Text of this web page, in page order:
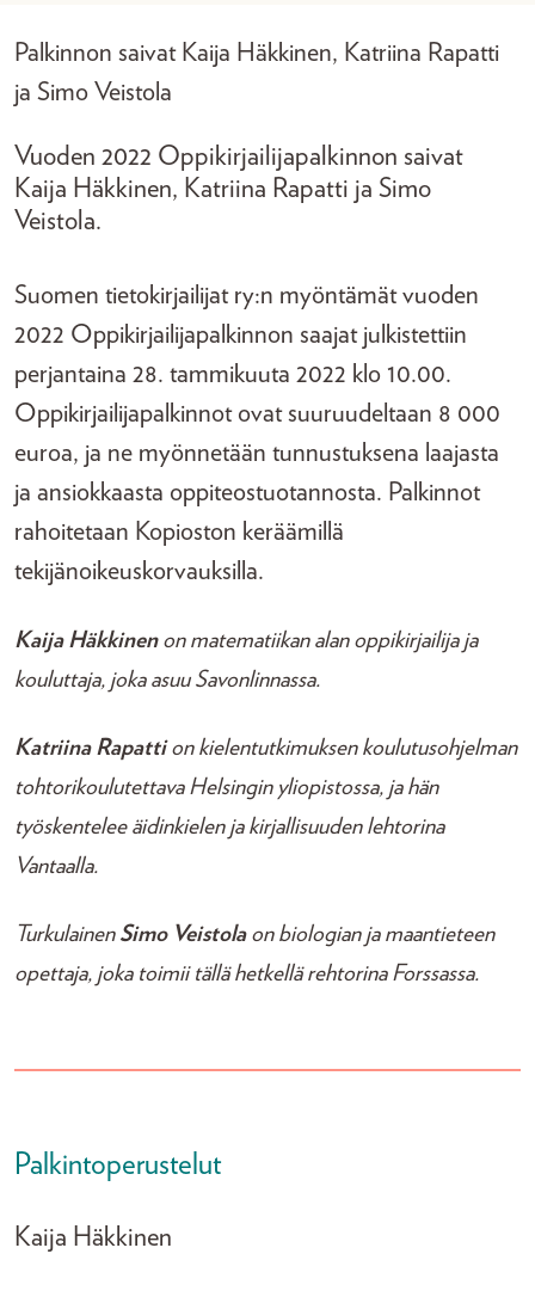
Palkinnon saivat Kaija Häkkinen, Katriina Rapatti
ja Simo Veistola
Vuoden 2022 Oppikirjailijapalkinnon saivat
Kaija Häkkinen, Katriina Rapatti ja Simo
Veistola.
Suomen tietokirjailijat ry:n myöntämät vuoden
2022 Oppikirjailijapalkinnon saajat julkistettiin
perjantaina 28. tammikuuta 2022 klo 10.00.
Oppikirjailijapalkinnot ovat suuruudeltaan 8 000
euroa, ja ne myönnetään tunnustuksena laajasta
ja ansiokkaasta oppiteostuotannosta. Palkinnot
rahoitetaan Kopioston keräämillä
tekijänoikeuskorvauksilla.
Kaija Häkkinenon matematiikan alan oppikirjailija ja
kouluttaja, joka asuu Savonlinnassa.
Katriina Rapattion kielentutkimuksen koulutusohjelman
tohtorikoulutettava Helsingin yliopistossa, ja hän
työskentelee äidinkielen ja kirjallisuuden lehtorina
Vantaalla.
TurkulainenSimo Veistolaon biologian ja maantieteen
opettaja, joka toimii tällä hetkellä rehtorina Forssassa.
Palkintoperustelut
Kaija Häkkinen